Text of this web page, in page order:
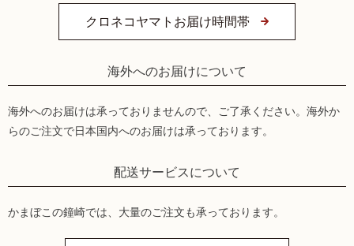
クロネコヤマトお届け時間帯
海外へのお届けについて
海外へのお届けは承っておりませんので、ご了承ください。海外か
らのご注文で日本国内へのお届けは承っております。
配送サービスについて
かまぼこの鐘崎では、大量のご注文も承っております。